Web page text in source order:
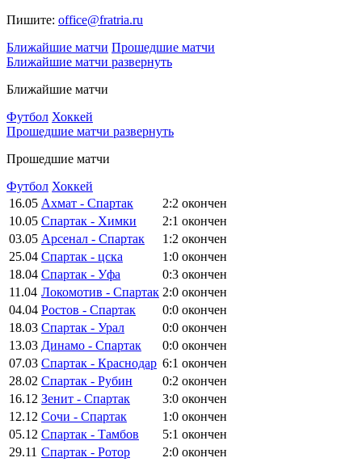
Пишите: office@fratria.ru
Ближайшие матчи Прошедшие матчи
Ближайшие матчи развернуть
Ближайшие матчи
Футбол Хоккей
Прошедшие матчи развернуть
Прошедшие матчи
Футбол Хоккей
16.05 Ахмат - Спартак 2:2 окончен
10.05 Спартак - Химки 2:1 окончен
03.05 Арсенал - Спартак 1:2 окончен
25.04 Спартак - цска 1:0 окончен
18.04 Спартак - Уфа 0:3 окончен
11.04 Локомотив - Спартак 2:0 окончен
04.04 Ростов - Спартак 0:0 окончен
18.03 Спартак - Урал 0:0 окончен
13.03 Динамо - Спартак 0:0 окончен
07.03 Спартак - Краснодар 6:1 окончен
28.02 Спартак - Рубин 0:2 окончен
16.12 Зенит - Спартак 3:0 окончен
12.12 Сочи - Спартак 1:0 окончен
05.12 Спартак - Тамбов 5:1 окончен
29.11 Спартак - Ротор 2:0 окончен